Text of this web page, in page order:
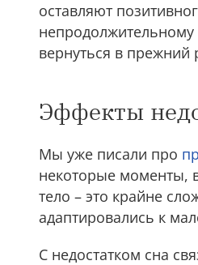
оставляют
вернуться в
Эффекты
Мы уже писали про
некоторые моменты,
тело – это крайне
адаптировались к
С недостатком сна